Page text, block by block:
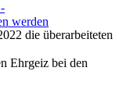
werden
die überarbeiteten
Ehrgeiz bei den